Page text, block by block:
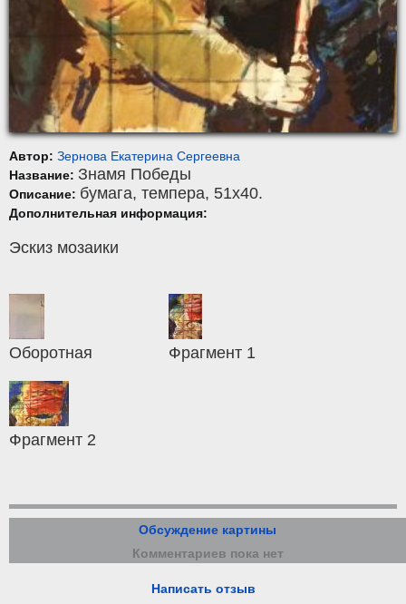
Автор: Зернова Екатерина Сергеевна
Название: Знамя Победы
Описание: бумага, темпера, 51x40.
Дополнительная информация:
Эскиз мозаики
Оборотная Фрагмент 1
Фрагмент 2
Обсуждение картины
Комментариев пока нет
Написать отзыв